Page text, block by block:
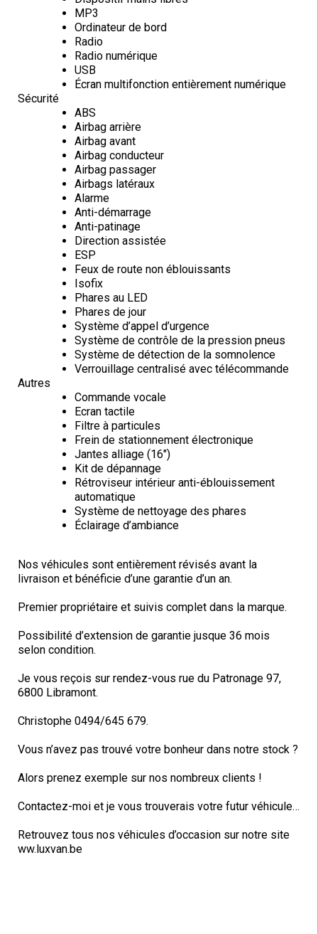
MP3
Ordinateur de bord
Radio
Radio numérique
USB
Écran multifonction entièrement numérique
Sécurité
ABS
Airbag arrière
Airbag avant
Airbag conducteur
Airbag passager
Airbags latéraux
Alarme
Anti-démarrage
Anti-patinage
Direction assistée
ESP
Feux de route non éblouissants
Isofix
Phares au LED
Phares de jour
Système d’appel d’urgence
Système de contrôle de la pression pneus
Système de détection de la somnolence
Verrouillage centralisé avec télécommande
Autres
Commande vocale
Ecran tactile
Filtre à particules
Frein de stationnement électronique
Jantes alliage (16″)
Kit de dépannage
Rétroviseur intérieur anti-éblouissement
automatique
Système de nettoyage des phares
Éclairage d’ambiance
Nos véhicules sont entièrement révisés avant la
livraison et bénéficie d’une garantie d’un an.
Premier propriétaire et suivis complet dans la marque.
Possibilité d’extension de garantie jusque 36 mois
selon condition.
Je vous reçois sur rendez-vous rue du Patronage 97,
6800 Libramont.
Christophe 0494/645 679.
Vous n’avez pas trouvé votre bonheur dans notre stock ?
Alors prenez exemple sur nos nombreux clients !
Contactez-moi et je vous trouverais votre futur véhicule…
Retrouvez tous nos véhicules d’occasion sur notre site
ww.luxvan.be